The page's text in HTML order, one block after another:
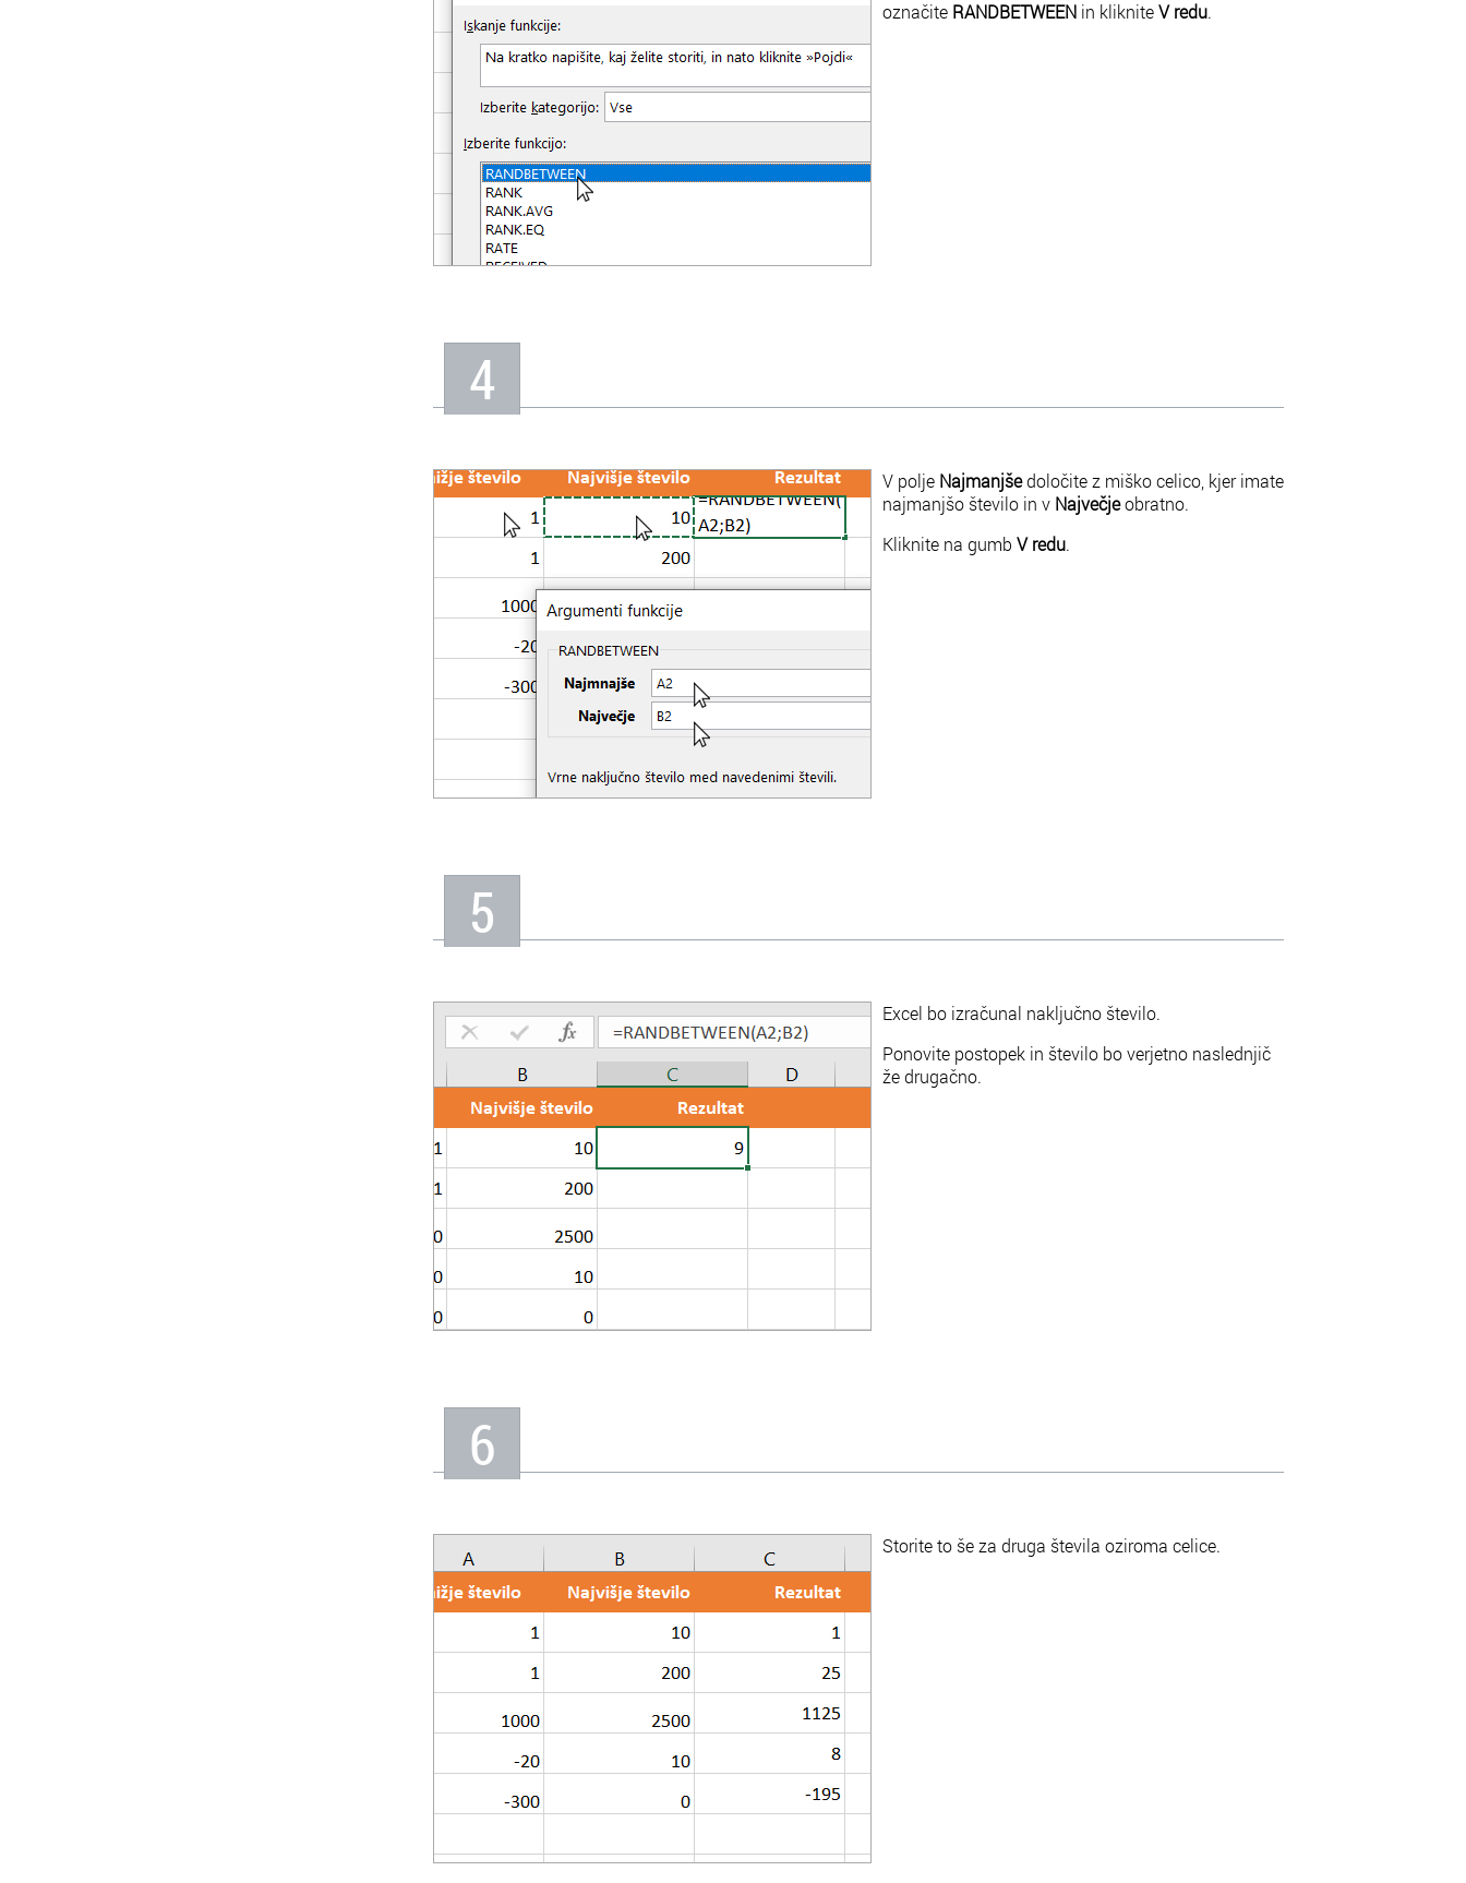
označite RANDBETWEEN in klikniteV redu.
4
V polje Najmanjšedoločite z miško celico, kjer imate
najmanjšo število in v Največjeobratno.
Kliknite na gumb V redu.
5
Excel bo izračunal naključno število.
Ponovite postopek in število bo verjetno naslednjič
že drugačno.
6
Storite to še za druga števila oziroma celice.